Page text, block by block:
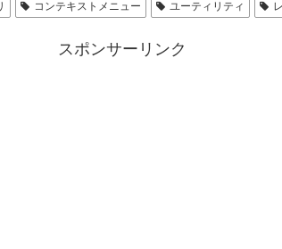
コンテキストメニュー ユーティリティ
スポンサーリンク